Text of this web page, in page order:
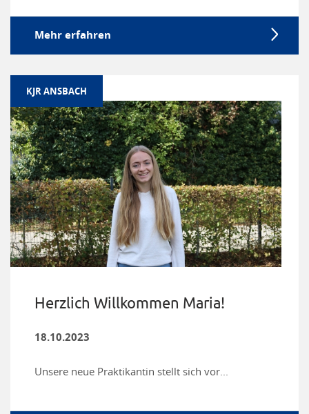
Mehr erfahren
KJR ANSBACH
Herzlich Willkommen Maria!
18.10.2023
Unsere neue Praktikantin stellt sich vor...